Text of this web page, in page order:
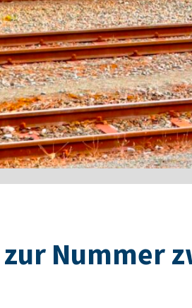
Nummer